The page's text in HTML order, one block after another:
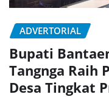
ADVERTORIAL
Bupati
Tangnga Raih
Desa Tingkat